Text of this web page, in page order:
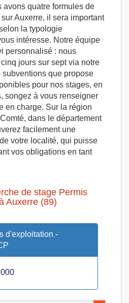
avons quatre formules de
Auxerre, il sera important
la typologie
intéresse. Notre équipe
personnalisé : nous
jours sur sept via notre
que propose
pour nos stages, en
songez à vous renseigner
en charge. Sur la région
dans le département
facilement une
votre localité, qui puisse
vos obligations en tant
de stage Permis
Auxerre (89)
d'exploitation -